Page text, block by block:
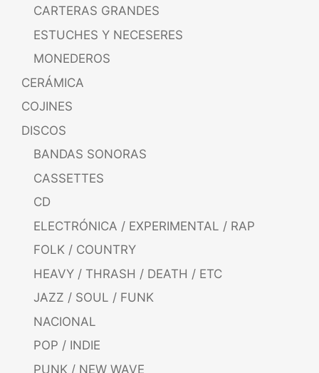
CARTERAS GRANDES
ESTUCHES Y NECESERES
MONEDEROS
CERÁMICA
COJINES
DISCOS
BANDAS SONORAS
CASSETTES
CD
ELECTRÓNICA / EXPERIMENTAL / RAP
FOLK / COUNTRY
HEAVY / THRASH / DEATH / ETC
JAZZ / SOUL / FUNK
NACIONAL
POP / INDIE
PUNK / NEW WAVE